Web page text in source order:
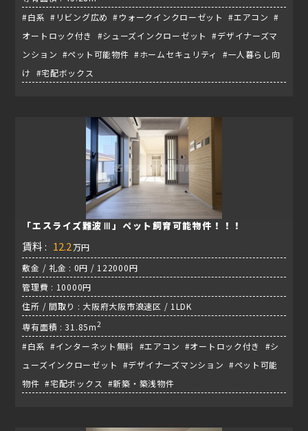
#白系 #リビング広め #ウォークインクローゼット #エアコン #
オートロック付き #シューズインクローゼット #デザイナーズマ
ンション #ペット可能物件 #ホームセキュリティ #一人暮らし向
け #宅配ボックス
「エスライズ難波Ⅲ」ペット飼育可能物件！！！
賃料 : 12.2万円
敷金 / 礼金 : 0円 / 122000円
管理費 : 10000円
住所 / 間取り : 大阪府大阪市浪速区 / 1LDK
専有面積 : 31.85m2
#白系 #インターネット無料 #エアコン #オートロック付き #シ
ューズインクローゼット #デザイナーズマンション #ペット可能
物件 #宅配ボックス #新築・築浅物件